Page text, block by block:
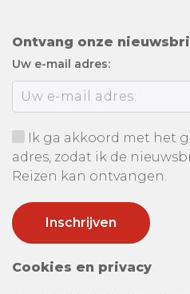
Ontvang onze
Uw e-mail adres:
Ik ga akkoord met het
adres, zodat ik de
Reizen kan ontvangen.
Cookies en privacy